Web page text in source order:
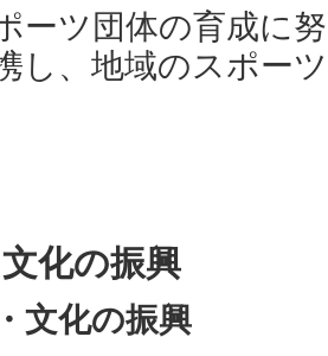
ーツ団体の育成に
し、地域のスポー
化の振興
文化の振興